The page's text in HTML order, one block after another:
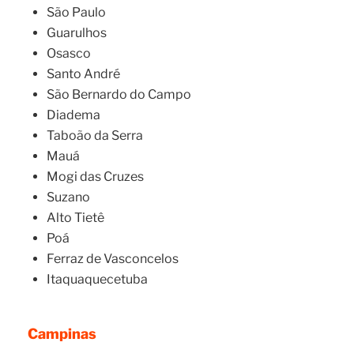
São Paulo
Guarulhos
Osasco
Santo André
São Bernardo do Campo
Diadema
Taboão da Serra
Mauá
Mogi das Cruzes
Suzano
Alto Tietê
Poá
Ferraz de Vasconcelos
Itaquaquecetuba
Campinas